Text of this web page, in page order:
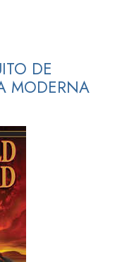
DE
MODERNA